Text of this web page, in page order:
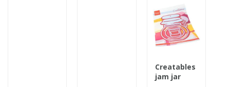
Creatables
jam jar